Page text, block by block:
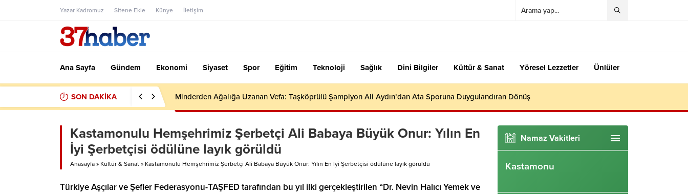
Yazar Kadromuz Sitene Ekle Künye İletişim
Ana Sayfa Gündem Ekonomi Siyaset Spor Eğitim Teknoloji Sağlık Dini Bilgiler Kültür & Sanat Yöresel Lezzetler Ünlüler
SON DAKİKA Minderden Ağalığa Uzanan Vefa: Taşköprülü Şampiyon Ali Aydın’dan Ata Sporuna Duygulandıran Dönüş
Kastamonulu Hemşehrimiz Şerbetçi Ali Babaya Büyük Onur: Yılın En
İyi Şerbetçisi ödülüne layık görüldü
Anasayfa » Kültür & Sanat » Kastamonulu Hemşehrimiz Şerbetçi Ali Babaya Büyük Onur: Yılın En İyi Şerbetçisi ödülüne layık görüldü
Türkiye Aşçılar ve Şefler Federasyonu-TAŞFED tarafından bu yıl ilki gerçekleştirilen “Dr. Nevin Halıcı Yemek ve
Namaz Vakitleri
Kastamonu